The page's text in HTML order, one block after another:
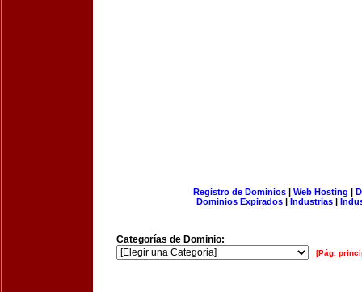
Registro de Dominios| Web Hosting |
Dominios Expirados | Industrias |
Categorías de Dominio:
[Pág.